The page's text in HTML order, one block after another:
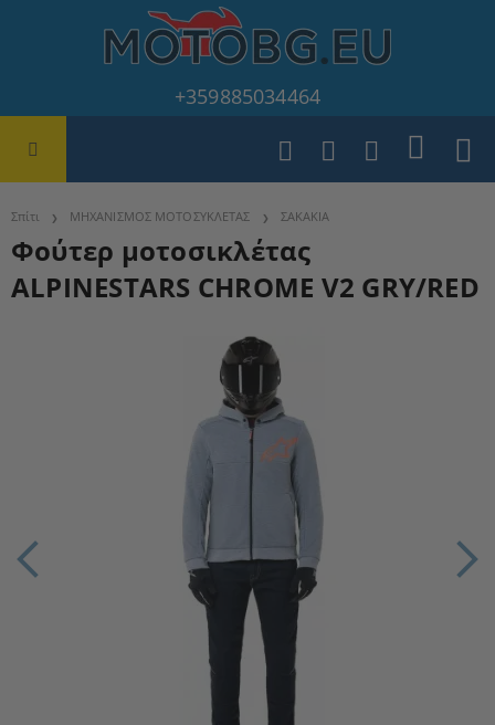
+359885034464
Σπίτι ΜΗΧΑΝΙΣΜΟΣ ΜΟΤΟΣΥΚΛΕΤΑΣ ΣΑΚΑΚΙΑ
Φούτερ μοτοσικλέτας
ALPINESTARS CHROME V2 GRY/RED